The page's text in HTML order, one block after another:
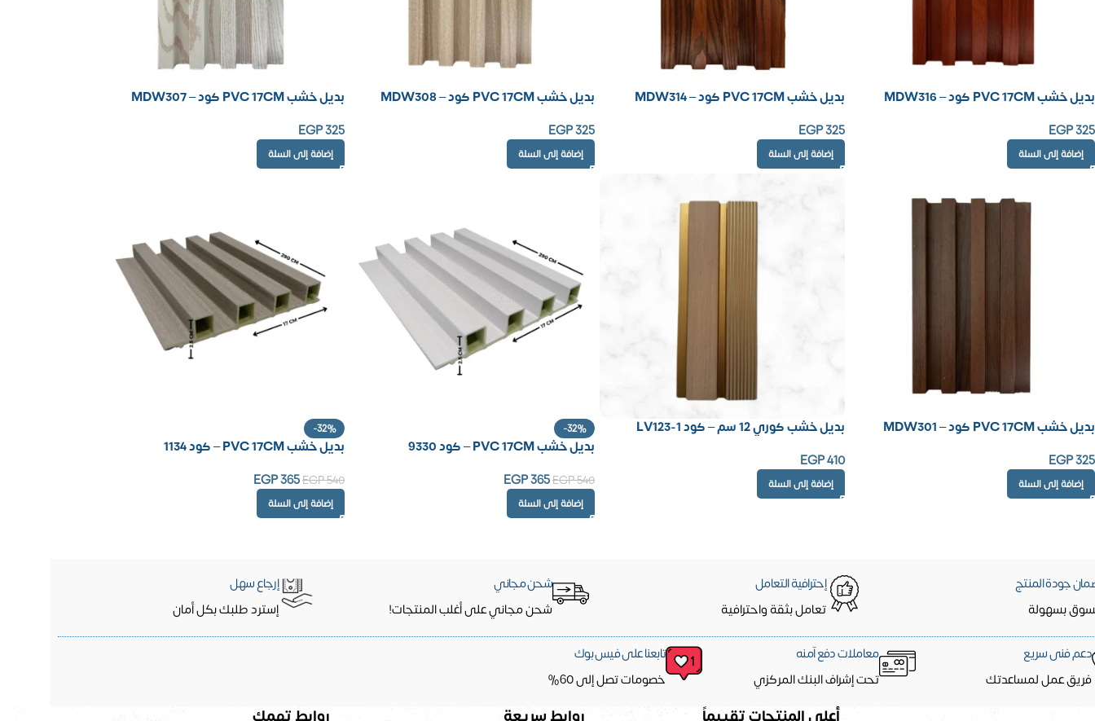
بديل خشب PVC 17CM كود – MDW316
EGP325
إضافة إلى السلة
بديل خشب PVC 17CM كود – MDW314
EGP325
إضافة إلى السلة
بديل خشب PVC 17CM كود – MDW308
EGP325
إضافة إلى السلة
بديل خشب PVC 17CM كود – MDW307
EGP325
إضافة إلى السلة
بديل خشب PVC 17CM كود – MDW301
EGP325
إضافة إلى السلة
بديل خشب كوري 12 سم – كود LV123-1
EGP410
إضافة إلى السلة
-32%
بديل خشب PVC 17CM – كود 9330
EGP540
EGP365
إضافة إلى السلة
-32%
بديل خشب PVC 17CM – كود 1134
EGP540
EGP365
إضافة إلى السلة
جودة المنتج
بسهولة
إحترافية التعامل
تعامل بثقة واحترافية
شحن مجاني
شحن مجاني على أغلب المنتجات!
إرجاع سهل
إسترد طلبك بكل أمان
دعم فنى سريع
فريق عمل لمساعدتك
معاملات دفع آمنه
تحت إشراف البنك المركزي
تابعنا على فيس بوك
خصومات تصل إلى 60%
أعلى المنتجات تقييماً روابط سريعة روابط تهمك